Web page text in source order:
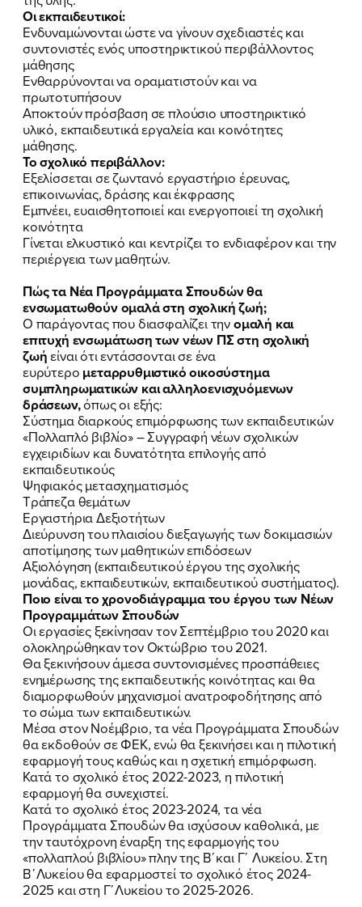
Οι εκπαιδευτικοί:
Ενδυναμώνονται ώστε να γίνουν σχεδιαστές και
συντονιστές ενός υποστηρικτικού περιβάλλοντος
μάθησης
Ενθαρρύνονται να οραματιστούν και να
πρωτοτυπήσουν
Αποκτούν πρόσβαση σε πλούσιο υποστηρικτικό
υλικό, εκπαιδευτικά εργαλεία και κοινότητες
μάθησης.
Το σχολικό περιβάλλον:
Εξελίσσεται σε ζωντανό εργαστήριο έρευνας,
επικοινωνίας, δράσης και έκφρασης
Εμπνέει, ευαισθητοποιεί και ενεργοποιεί τη σχολική
κοινότητα
Γίνεται ελκυστικό και κεντρίζει το ενδιαφέρον και την
περιέργεια των μαθητών.
Πώς τα Νέα Προγράμματα Σπουδών θα
ενσωματωθούν ομαλά στη σχολική ζωή;
Ο παράγοντας που διασφαλίζει τηνομαλή και
επιτυχή ενσωμάτωση των νέων ΠΣστη σχολική
ζωήείναι ότι εντάσσονται σε ένα
ευρύτερο μεταρρυθμιστικό οικοσύστημα
συμπληρωματικών και αλληλοενισχυόμενων
δράσεων,όπως οι εξής:
Σύστημα διαρκούς επιμόρφωσης των εκπαιδευτικών
«Πολλαπλό βιβλίο» – Συγγραφή νέων σχολικών
εγχειριδίων και δυνατότητα επιλογής από
εκπαιδευτικούς
Ψηφιακός μετασχηματισμός
Τράπεζα θεμάτων
Εργαστήρια Δεξιοτήτων
Διεύρυνση του πλαισίου διεξαγωγής των δοκιμασιών
αποτίμησης των μαθητικών επιδόσεων
Αξιολόγηση (εκπαιδευτικού έργου της σχολικής
μονάδας, εκπαιδευτικών, εκπαιδευτικού συστήματος).
Ποιο είναι το χρονοδιάγραμμα του έργου των Νέων
Προγραμμάτων Σπουδών
Οι εργασίες ξεκίνησαν τον Σεπτέμβριο του 2020 και
ολοκληρώθηκαν τον Οκτώβριο του 2021.
Θα ξεκινήσουν άμεσα συντονισμένες προσπάθειες
ενημέρωσης της εκπαιδευτικής κοινότητας και θα
διαμορφωθούν μηχανισμοί ανατροφοδήτησης από
το σώμα των εκπαιδευτικών.
Μέσα στον Νοέμβριο, τα νέα Προγράμματα Σπουδών
θα εκδοθούν σε ΦΕΚ, ενώ θα ξεκινήσει και η πιλοτική
εφαρμογή τους καθώς και η σχετική επιμόρφωση.
Κατά το σχολικό έτος 2022-2023, η πιλοτική
εφαρμογή θα συνεχιστεί.
Κατά το σχολικό έτος 2023-2024, τα νέα
Προγράμματα Σπουδών θα ισχύσουν καθολικά, με
την ταυτόχρονη έναρξη της εφαρμογής του
«πολλαπλού βιβλίου» πλην της Β΄και Γ΄ Λυκείου. Στη
Β΄Λυκείου θα εφαρμοστεί το σχολικό έτος 2024-
2025 και στη Γ΄Λυκείου το 2025-2026.